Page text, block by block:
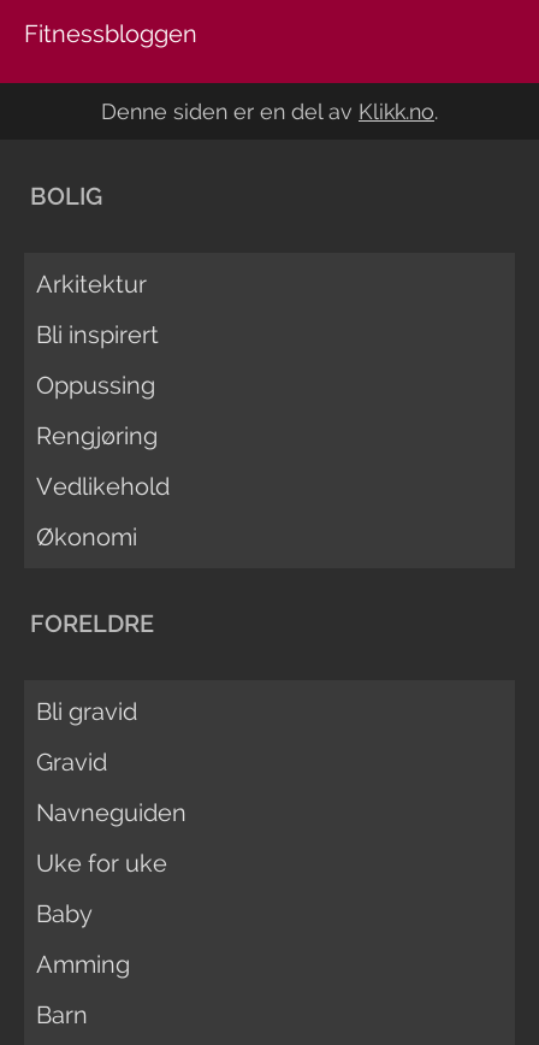
Fitnessbloggen
Denne siden er en del av Klikk.no.
BOLIG
Arkitektur
Bli inspirert
Oppussing
Rengjøring
Vedlikehold
Økonomi
FORELDRE
Bli gravid
Gravid
Navneguiden
Uke for uke
Baby
Amming
Barn